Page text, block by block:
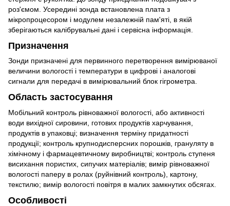
роз'ємом. Усередині зонда встановлена ​​плата з
мікропроцесором і модулем незалежній пам'яті, в якій
зберігаються калібрувальні дані і сервісна інформація.
Призначення
Зонди призначені для первинного перетворення вимірюваної
величини вологості і температури в цифрові і аналогові
сигнали для передачі в вимірювальний блок гігрометра.
Область застосування
Мобільний контроль рівноважної вологості, або активності
води вихідної сировини, готових продуктів харчування,
продуктів в упаковці; визначення терміну придатності
продукції; контроль крупнодисперсних порошків, грануляту в
хімічному і фармацевтичному виробництві; контроль ступеня
висихання пористих, сипучих матеріалів; вимір рівноважної
вологості паперу в ролах (руйнівний контроль), картону,
текстилю; вимір вологості повітря в малих замкнутих обсягах.
Особливості